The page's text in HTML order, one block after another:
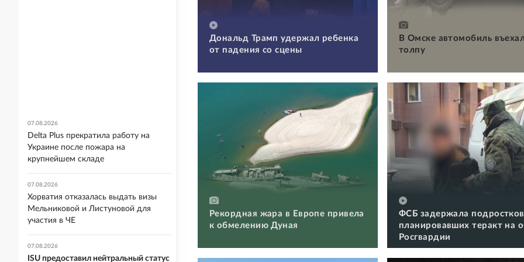
Дональд Трамп удержал ребенка
от падения со сцены
В Омске автомобиль
толпу
Рекордная жара в Европе привела
к обмелению Дуная
ФСБ задержала
планировавших теракт на
Росгвардии
07.08.2026
Delta Plus прекратила работу на
Украине после пожара на
крупнейшем складе
07.08.2026
Хорватия отказалась выдать визы
Мельниковой и Листуновой для
участия в ЧЕ
07.08.2026
ISU предоставил нейтральный статус